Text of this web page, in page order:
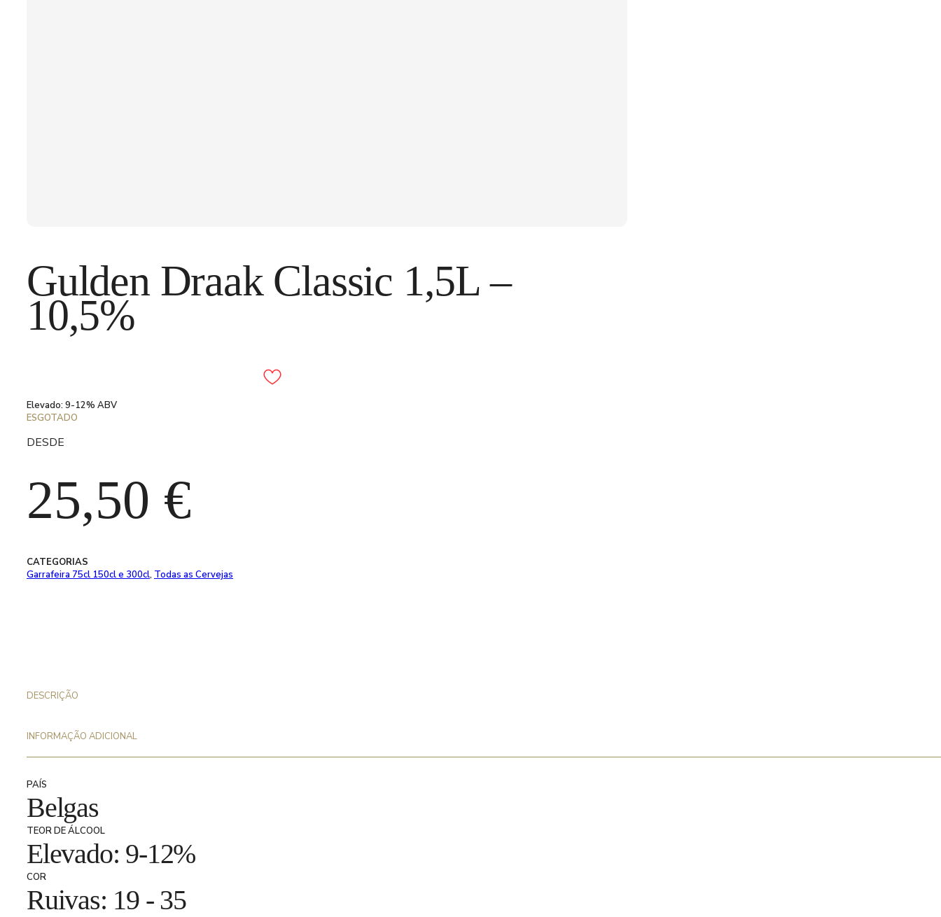
Gulden Draak Classic 1,5L –
10,5%
Elevado: 9-12% ABV
ESGOTADO
DESDE
25,50 €
CATEGORIAS
Garrafeira 75cl 150cl e 300cl, Todas as Cervejas
DESCRIÇÃO
INFORMAÇÃO ADICIONAL
PAÍS
Belgas
TEOR DE ÁLCOOL
Elevado: 9-12%
COR
Ruivas: 19 - 35